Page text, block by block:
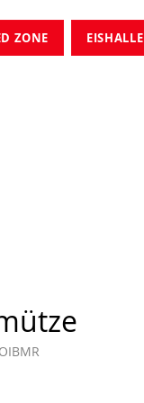
ZONE EISHALLE